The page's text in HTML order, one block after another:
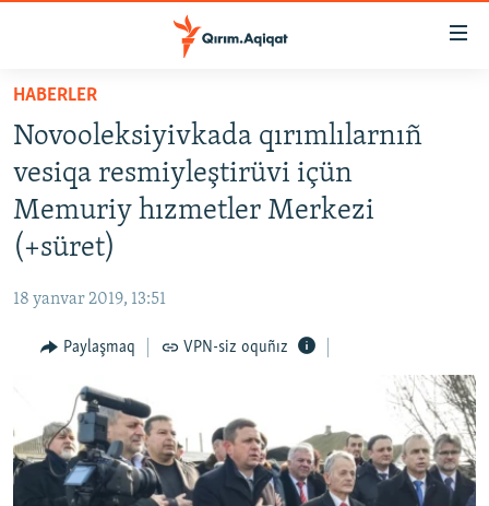
Esas
qaytmaq
Baş
navigatsiyağa
qaytmaq
Qıdıruvğa
HABERLER
İQTİSADİYAT
CEMİYET
İNSAN AQLARI
VİDEO
BLOGLAR
FİKİR
HABERLER
Novooleksiyivkada qırımlılarnıñ
vesiqa resmiyleştirüvi içün
Memuriy hızmetler Merkezi
(+süret)
18 yanvar 2019, 13:51
Paylaşmaq VPN-siz oquñız